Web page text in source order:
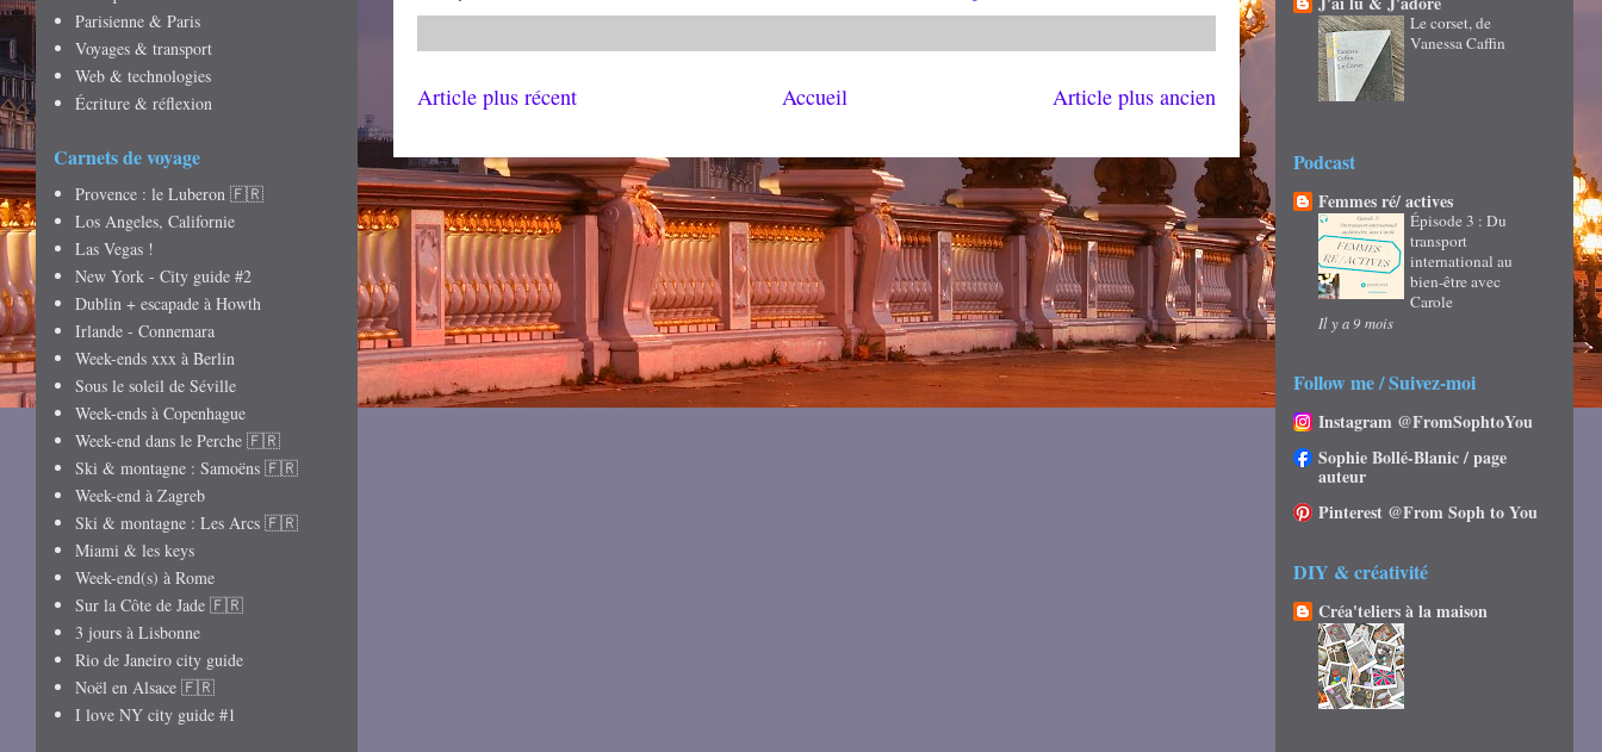
Article plus récent Article plus ancien
Accueil
Parisienne & Paris
Voyages & transport
Web & technologies
Écriture & réflexion
Carnets de voyage
Provence : le Luberon 🇫🇷
Los Angeles, Californie
Las Vegas !
New York - City guide #2
Dublin + escapade à Howth
Irlande - Connemara
Week-ends xxx à Berlin
Sous le soleil de Séville
Week-ends à Copenhague
Week-end dans le Perche 🇫🇷
Ski & montagne : Samoëns 🇫🇷
Week-end à Zagreb
Ski & montagne : Les Arcs 🇫🇷
Miami & les keys
Week-end(s) à Rome
Sur la Côte de Jade 🇫🇷
3 jours à Lisbonne
Rio de Janeiro city guide
Noël en Alsace 🇫🇷
I love NY city guide #1
Le corset, de
Vanessa Caffin
Podcast
Femmes ré/ actives
Épisode 3 : Du
transport
international au
bien-être avec
Carole
Il y a 9 mois
Follow me / Suivez-moi
Instagram @FromSophtoYou
Sophie Bollé-Blanic / page
auteur
Pinterest @From Soph to You
DIY & créativité
Créa'teliers à la maison